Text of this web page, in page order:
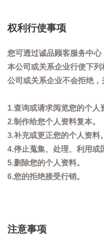
权利行使事项
您可透过诚品顾客服务中
本公司或关系企业行使下
公司或关系企业不会拒绝，
1.查询或请求阅览您的个人
2.制作给您个人资料复本。
3.补充或更正您的个人资料。
4.停止蒐集、处理、利用或
5.删除您的个人资料。
6.您的拒绝接受行销。
注意事项